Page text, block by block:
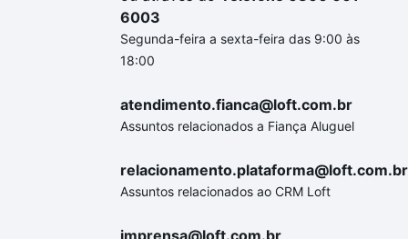
6003
Segunda-feira a sexta-feira das 9:00 às
18:00
atendimento.fianca@loft.com.br
Assuntos relacionados a Fiança Aluguel
relacionamento.plataforma@loft.com.br
Assuntos relacionados ao CRM Loft
imprensa@loft.com.br